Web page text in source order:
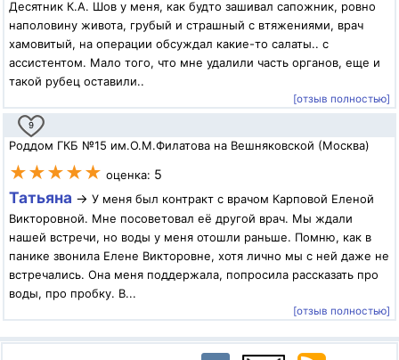
Десятник К.А. Шов у меня, как будто зашивал сапожник, ровно
наполовину живота, грубый и страшный с втяжениями, врач
хамовитый, на операции обсуждал какие-то салаты.. с
ассистентом. Мало того, что мне удалили часть органов, еще и
такой рубец оставили..
[отзыв полностью]
9
Роддом ГКБ №15 им.О.М.Филатова на Вешняковской (Москва)
★★★★★ оценка: 5
Татьяна → У меня был контракт с врачом Карповой Еленой
Викторовной. Мне посоветовал её другой врач. Мы ждали
нашей встречи, но воды у меня отошли раньше. Помню, как в
панике звонила Елене Викторовне, хотя лично мы с ней даже не
встречались. Она меня поддержала, попросила рассказать про
воды, про пробку. В...
[отзыв полностью]